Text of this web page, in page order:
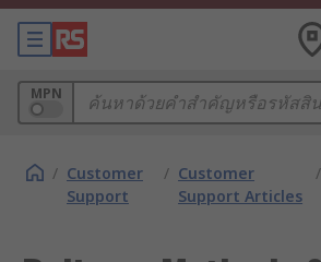
MPN
/ Customer
Support
/ Customer
Support Articles
/